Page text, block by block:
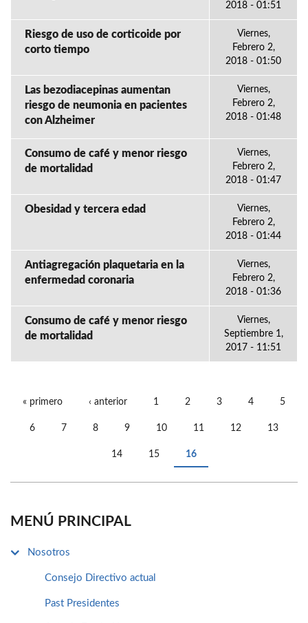
2018 - 01:51
Riesgo de uso de corticoide por
corto tiempo
Viernes,
Febrero 2,
2018 - 01:50
Las bezodiacepinas aumentan
riesgo de neumonia en pacientes
con Alzheimer
Viernes,
Febrero 2,
2018 - 01:48
Consumo de café y menor riesgo
de mortalidad
Viernes,
Febrero 2,
2018 - 01:47
Obesidad y tercera edad
Viernes,
Febrero 2,
2018 - 01:44
Antiagregación plaquetaria en la
enfermedad coronaria
Viernes,
Febrero 2,
2018 - 01:36
Consumo de café y menor riesgo
de mortalidad
Viernes,
Septiembre 1,
2017 - 11:51
« primero ‹ anterior 1 2 3 4 5
6 7 8 9 10 11 12 13
14 15 16
MENÚ PRINCIPAL
Nosotros
Consejo Directivo actual
Past Presidentes